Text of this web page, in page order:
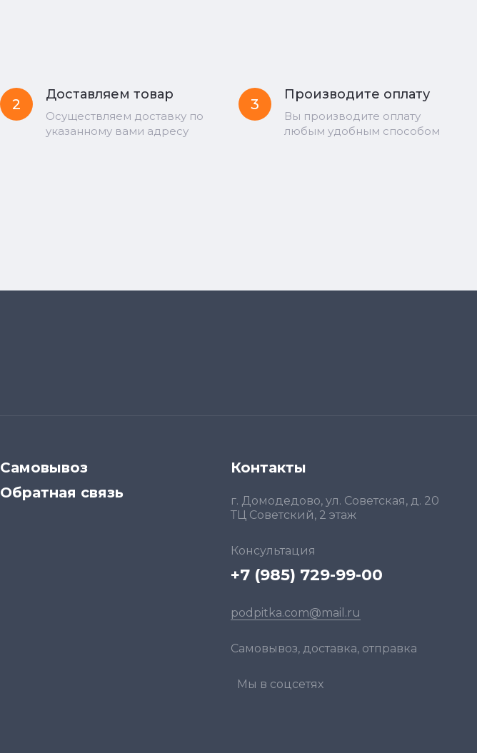
2
Доставляем товар
Осуществляем доставку по
указанному вами адресу
3
Производите оплату
Вы производите оплату
любым удобным способом
Самовывоз
Обратная связь
Контакты
г. Домодедово, ул. Советская, д. 20
ТЦ Советский, 2 этаж
Консультация
+7 (985) 729-99-00
podpitka.com@mail.ru
Самовывоз, доставка, отправка
Мы в соцсетях